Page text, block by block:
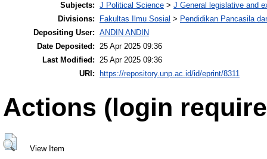
Subjects: J Political Science > J General legislative and
Divisions:
Fakultas Ilmu Sosial > Pendidikan Pancasila
Depositing User: ANDIN ANDIN
Date Deposited: 25 Apr 2025 09:36
Last Modified: 25 Apr 2025 09:36
URI:
https://repository.unp.ac.id/id/eprint/8311
Actions (login
View Item